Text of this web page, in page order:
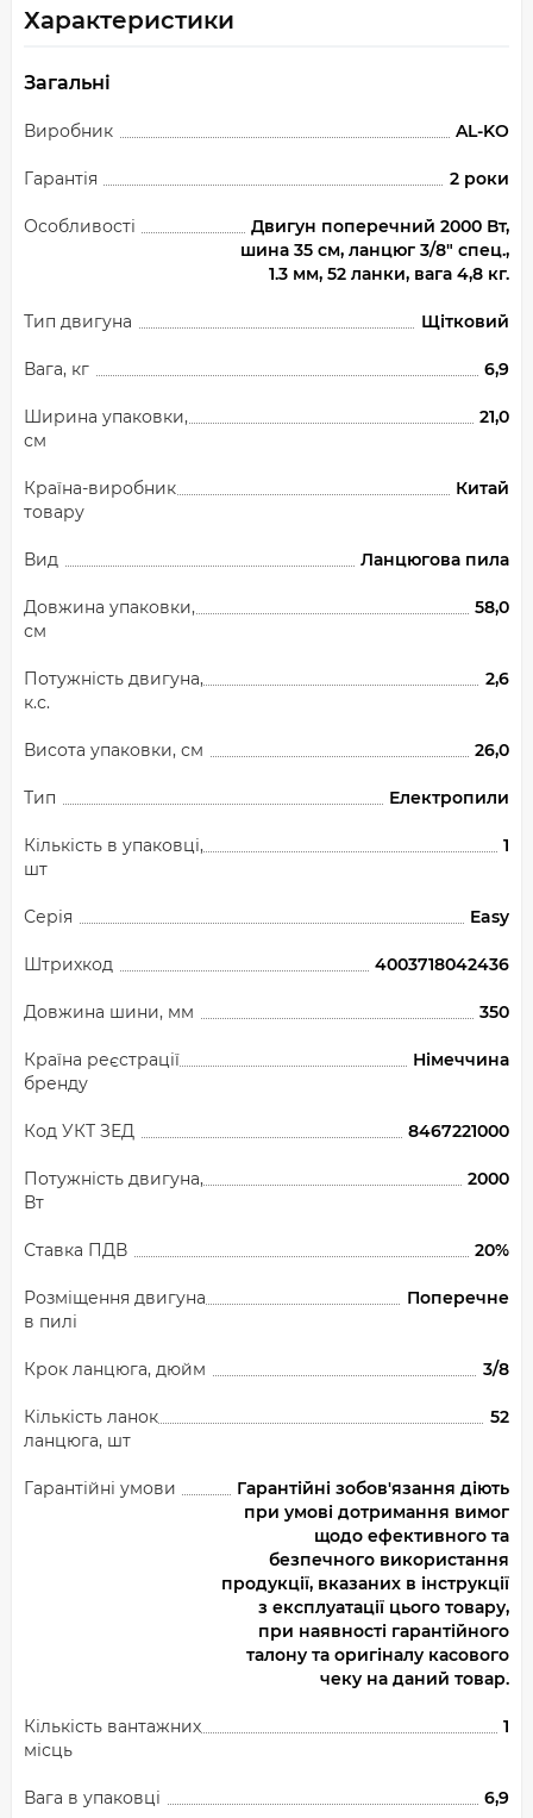
Характеристики
Загальні
Виробник AL-KO
Гарантія 2 роки
Особливості
Двигун поперечний 2000 Вт,
шина 35 см, ланцюг 3/8" спец.,
1.3 мм, 52 ланки, вага 4,8 кг.
Тип двигуна Щітковий
Вага, кг 6,9
Ширина упаковки,
см
21,0
Країна-виробник
товару
Китай
Вид Ланцюгова пила
Довжина упаковки,
см
58,0
Потужність двигуна,
к.с.
2,6
Висота упаковки, см 26,0
Тип Електропили
Кількість в упаковці,
шт
1
Серія Easy
Штрихкод 4003718042436
Довжина шини, мм 350
Країна реєстрації
бренду
Німеччина
Код УКТ ЗЕД 8467221000
Потужність двигуна,
Вт
2000
Ставка ПДВ 20%
Розміщення двигуна
в пилі
Поперечне
Крок ланцюга, дюйм 3/8
Кількість ланок
ланцюга, шт
52
Гарантійні умови
Гарантійні зобов'язання діють
при умові дотримання вимог
щодо ефективного та
безпечного використання
продукції, вказаних в інструкції
з експлуатації цього товару,
при наявності гарантійного
талону та оригіналу касового
чеку на даний товар.
Кількість вантажних
місць
1
Вага в упаковці 6,9